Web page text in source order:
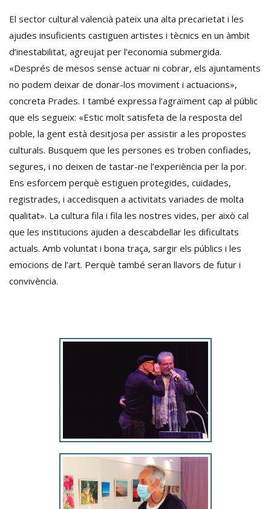
El sector cultural valencià pateix una alta precarietat i les
ajudes insuficients castiguen artistes i tècnics en un àmbit
d’inestabilitat, agreujat per l’economia submergida.
«Després de mesos sense actuar ni cobrar, els ajuntaments
no podem deixar de donar-los moviment i actuacions»,
concreta Prades. I també expressa l’agraïment cap al públic
que els segueix: «Estic molt satisfeta de la resposta del
poble, la gent està desitjosa per assistir a les propostes
culturals. Busquem que les persones es troben confiades,
segures, i no deixen de tastar-ne l’experiència per la por.
Ens esforcem perquè estiguen protegides, cuidades,
registrades, i accedisquen a activitats variades de molta
qualitat». La cultura fila i fila les nostres vides, per això cal
que les institucions ajuden a descabdellar les dificultats
actuals. Amb voluntat i bona traça, sargir els públics i les
emocions de l’art. Perquè també seran llavors de futur i
convivència.